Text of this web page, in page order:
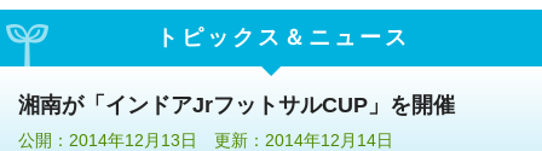
トピックス＆ニュース
湘南が「インドアJrフットサルCUP」を開催
公開：2014年12月13日 更新：2014年12月14日